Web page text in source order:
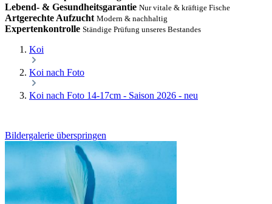
Lebend- & Gesundheitsgarantie Nur vitale & kräftige Fische
Artgerechte Aufzucht Modern & nachhaltig
Expertenkontrolle Ständige Prüfung unseres Bestandes
Koi
Koi nach Foto
Koi nach Foto 14-17cm - Saison 2026 - neu
Bildergalerie überspringen